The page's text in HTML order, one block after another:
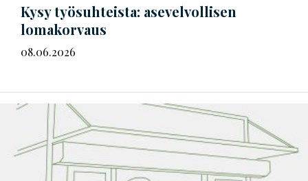
Kysy työsuhteista: asevelvollisen
lomakorvaus
08.06.2026